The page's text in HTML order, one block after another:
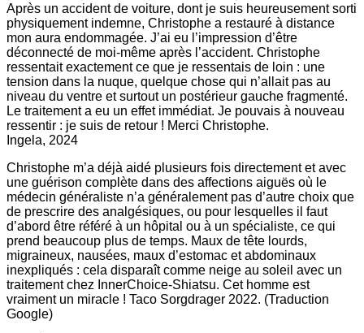
Après un accident de voiture, dont je suis heureusement sorti
physiquement indemne, Christophe a restauré à distance
mon aura endommagée. J’ai eu l’impression d’être
déconnecté de moi-même après l’accident. Christophe
ressentait exactement ce que je ressentais de loin : une
tension dans la nuque, quelque chose qui n’allait pas au
niveau du ventre et surtout un postérieur gauche fragmenté.
Le traitement a eu un effet immédiat. Je pouvais à nouveau
ressentir : je suis de retour ! Merci Christophe.
Ingela, 2024
Christophe m’a déjà aidé plusieurs fois directement et avec
une guérison complète dans des affections aiguës où le
médecin généraliste n’a généralement pas d’autre choix que
de prescrire des analgésiques, ou pour lesquelles il faut
d’abord être référé à un hôpital ou à un spécialiste, ce qui
prend beaucoup plus de temps. Maux de tête lourds,
migraineux, nausées, maux d’estomac et abdominaux
inexpliqués : cela disparaît comme neige au soleil avec un
traitement chez InnerChoice-Shiatsu. Cet homme est
vraiment un miracle ! Taco Sorgdrager 2022. (Traduction
Google)